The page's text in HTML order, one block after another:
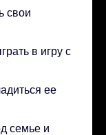
свои
в игру с
ее
семье и